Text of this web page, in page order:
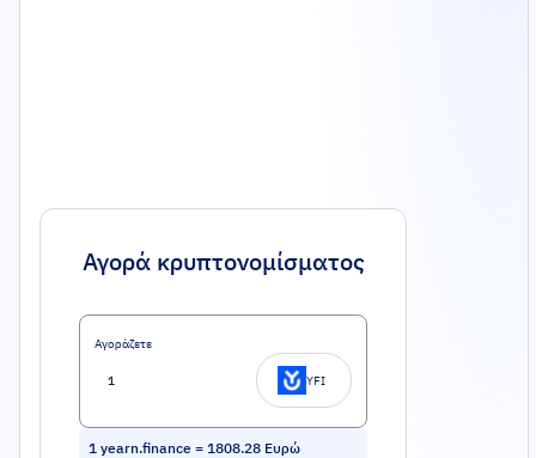
Αγορά κρυπτονομίσματος
Αγοράζετε
YFI
1 yearn.finance = 1808.28 Ευρώ